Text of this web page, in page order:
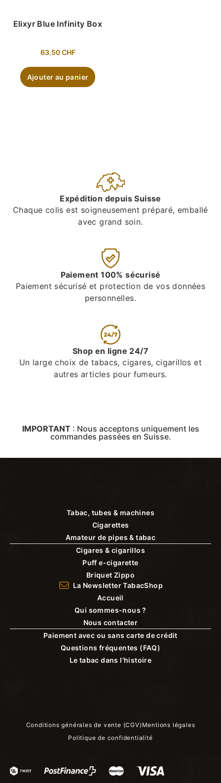
Elixyr Blue Infinity Box
63.50CHF
Ajouter au panier
Expédition depuis Suisse
Chaque colis est soigneusement préparé, emballé
avec grand soin.
Paiement 100% sécurisé
Paiement sécurisé et protection de vos données
personnelles.
Shop en ligne 24/7
Un large choix de tabacs, cigares, cigarillos et
autres articles pour fumeurs.
IMPORTANT : Nous acceptons uniquement les
commandes passées en Suisse.
Tabac, tubes & machines
Cigarettes
Amateur de pipes & tabac
Cigares & cigarillos
Puff e-cigarette
Briquet Zippo
La Newsletter TabacShop
Accueil
Qui sommes-nous ?
Nous contacter
Paiement avec ou sans carte de crédit
Questions fréquentes (FAQ)
Le tabac dans l'histoire
Conditions générales de vente (CGV) Mentions légales
Politique de confidentialité